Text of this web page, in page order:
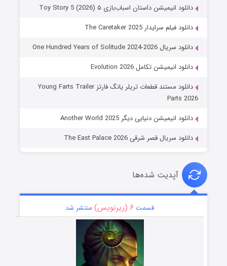
دانلود انیمیشن داستان اسباب‌بازی ۵ Toy Story 5 (2026)
دانلود فیلم سرایدار The Caretaker 2025
دانلود سریال One Hundred Years of Solitude 2024-2026
دانلود انیمیشن تکامل Evolution 2026
دانلود مستند قطعات تریلر یانگ فارتز Young Farts Trailer
Parts 2026
دانلود انیمیشن دنیایی دیگر Another World 2025
دانلود سریال قصر شرقی The East Palace 2026
آپدیت شده‌ها
قسمت ۶ (زیرنویس) منتشر شد